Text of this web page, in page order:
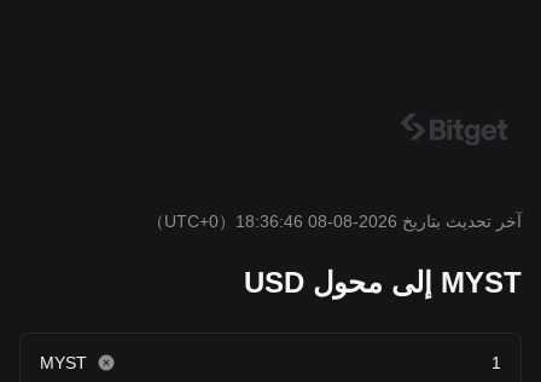
آخر تحديث بتاريخ 2026-08-08 18:36:46 （UTC+0）
MYST إلى محول USD
MYST